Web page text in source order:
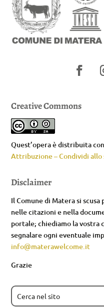
Creative Commons
Quest’opera è distribuita
Attribuzione – Condividi allo
Disclaimer
Il Comune di Matera si
nelle citazioni e nella
portale; chiediamo la vostra
segnalare ogni eventuale
info@materawelcome.it
Grazie